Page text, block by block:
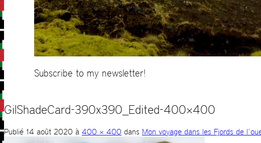
Subscribe to my newsletter!
GilShadeCard-390x390_Edited-400×400
Publié 14 août 2020 à 400 × 400 dans Mon voyage dans les Fjords de